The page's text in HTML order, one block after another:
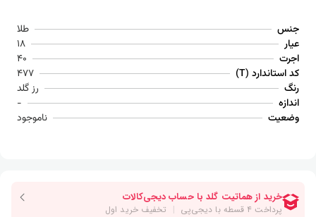
جنس
طلا
عیار
18
اجرت
40
کد استاندارد (T)
477
رنگ
رز گلد
اندازه
-
وضعیت
ناموجود